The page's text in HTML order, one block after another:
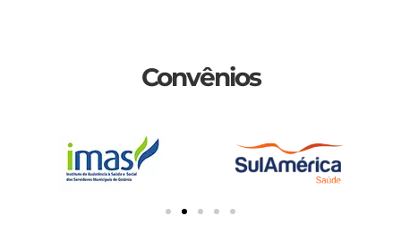
Convênios